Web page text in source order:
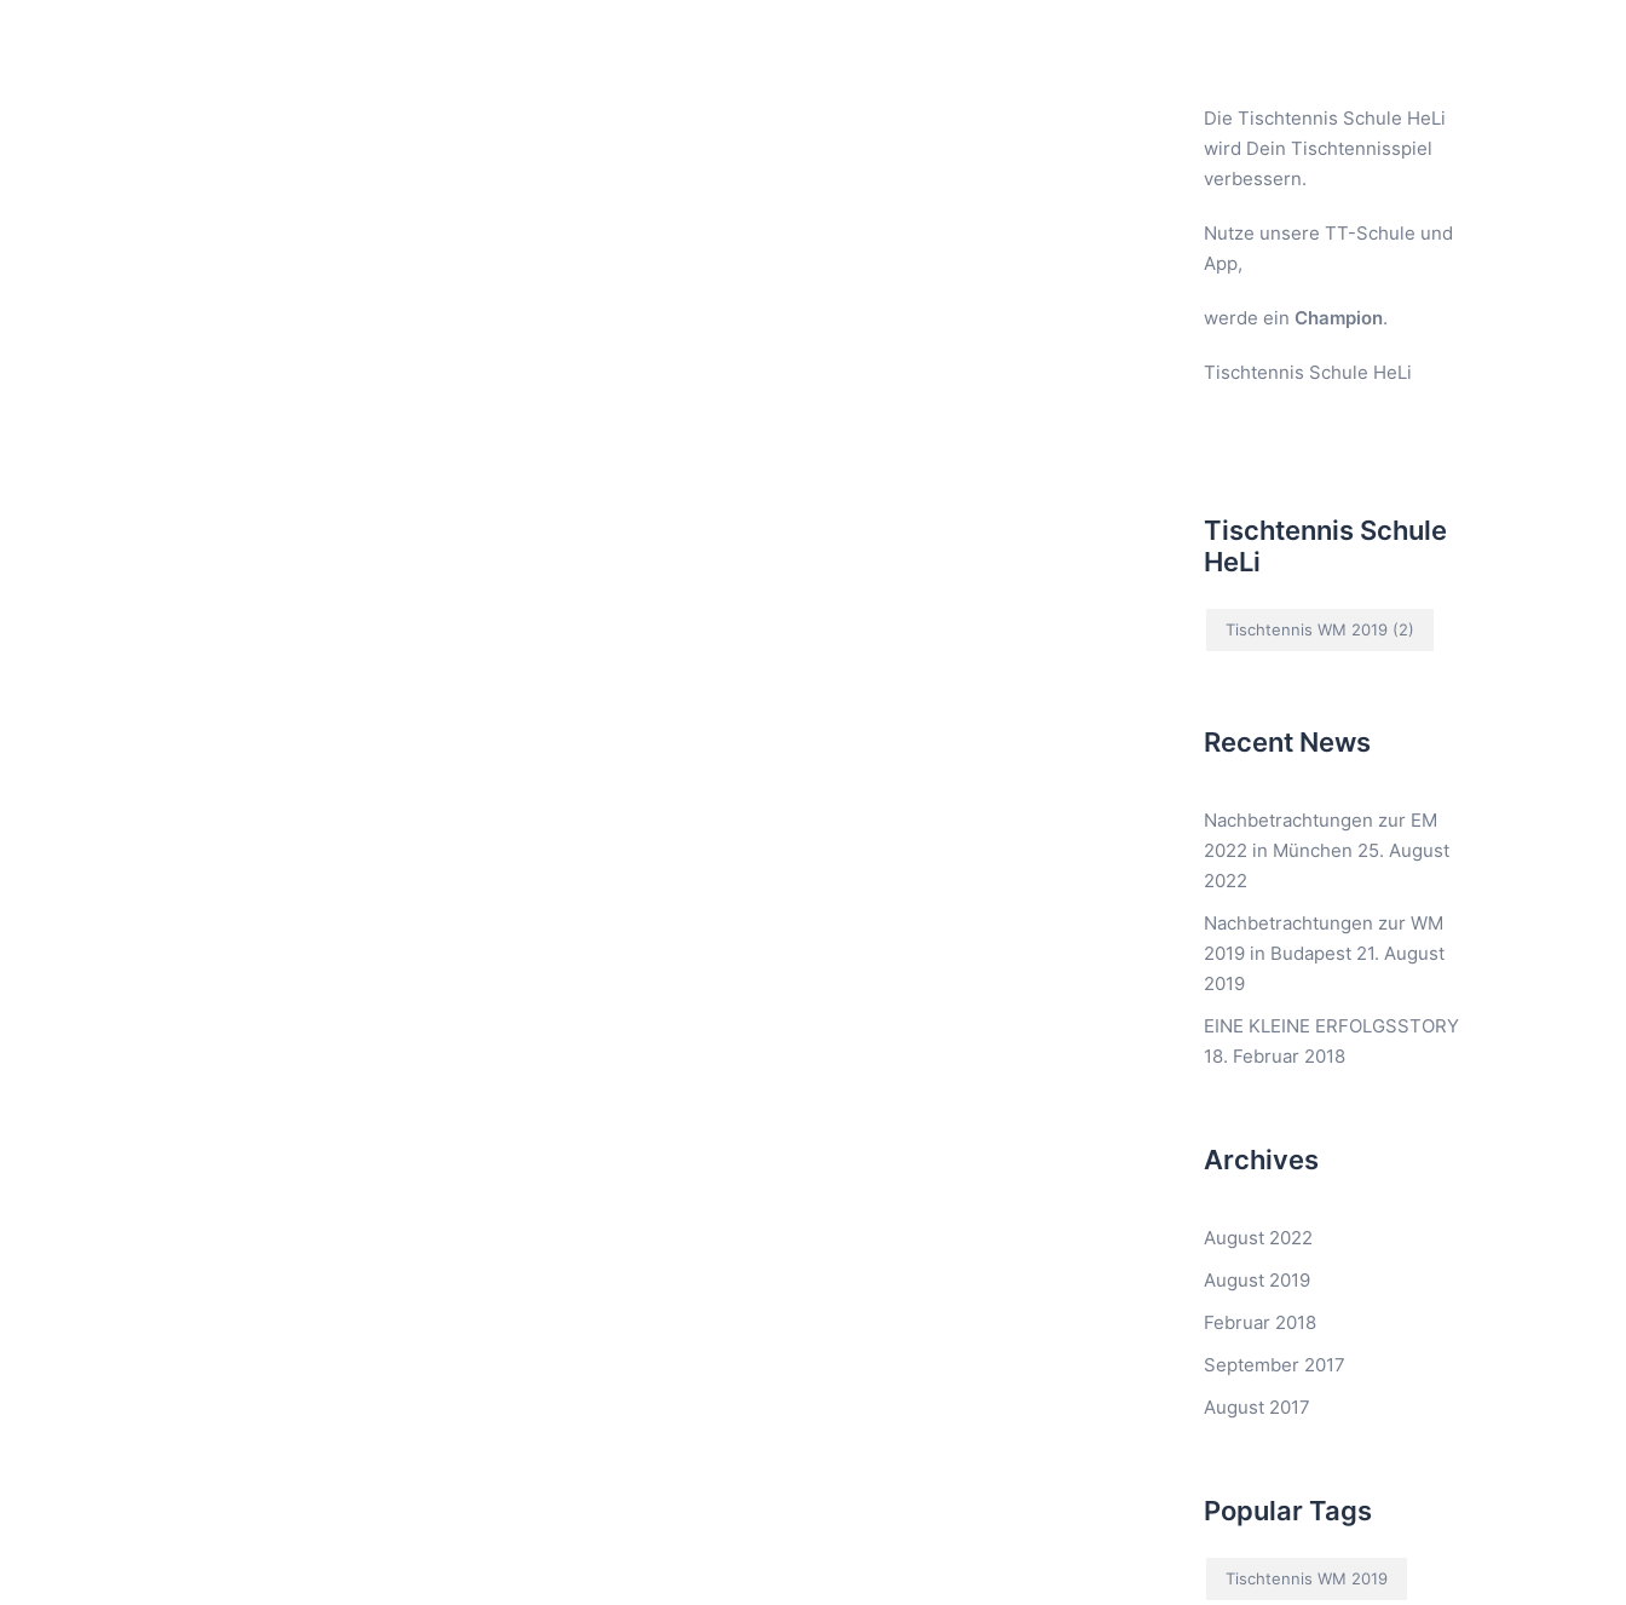
Die Tischtennis Schule HeLi
wird Dein Tischtennisspiel
verbessern.
Nutze unsere TT-Schule und
App,
werde ein Champion.
Tischtennis Schule HeLi
Tischtennis Schule
HeLi
Tischtennis WM 2019(2)
Recent News
Nachbetrachtungen zur EM
2022 in München 25. August
2022
Nachbetrachtungen zur WM
2019 in Budapest 21. August
2019
EINE KLEINE ERFOLGSSTORY
18. Februar 2018
Archives
August 2022
August 2019
Februar 2018
September 2017
August 2017
Popular Tags
Tischtennis WM 2019